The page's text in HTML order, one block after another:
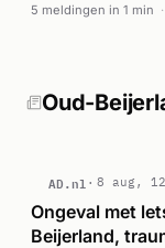
5 meldingen in 1 min ·
Oud-
AD.nl 8 aug,
Ongeval met
Beijerland,